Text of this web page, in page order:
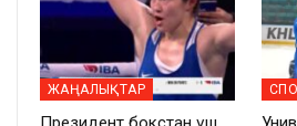
ЖАҢАЛЫҚТАР